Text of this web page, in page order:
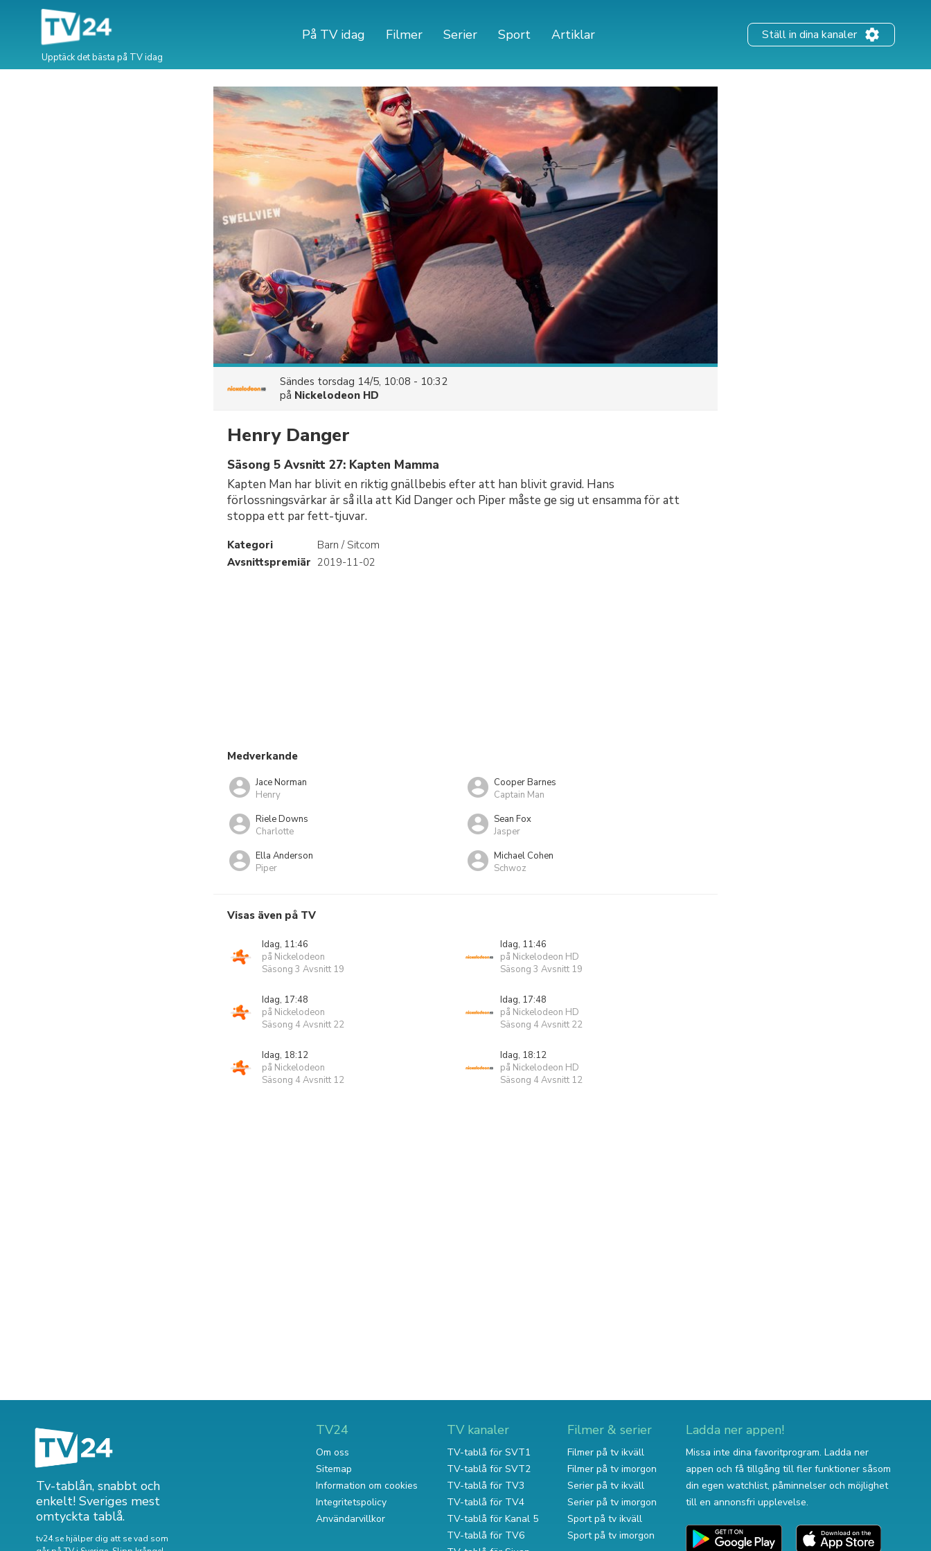
Upptäck det bästa på TV idag
På TV idag Filmer Serier Sport Artiklar Ställ in dina kanaler
Sändes torsdag 14/5, 10:08 - 10:32
på Nickelodeon HD
Henry Danger
Säsong 5 Avsnitt 27: Kapten Mamma
Kapten Man har blivit en riktig gnällbebis efter att han blivit gravid. Hans
förlossningsvärkar är så illa att Kid Danger och Piper måste ge sig ut ensamma för att
stoppa ett par fett-tjuvar.
Kategori
Barn / Sitcom
Avsnittspremiär 2019-11-02
Medverkande
Jace Norman
Henry
Cooper Barnes
Captain Man
Riele Downs
Charlotte
Sean Fox
Jasper
Ella Anderson
Piper
Michael Cohen
Schwoz
Visas även på TV
Idag, 11:46
på Nickelodeon
Säsong 3 Avsnitt 19
Idag, 11:46
på Nickelodeon HD
Säsong 3 Avsnitt 19
Idag, 17:48
på Nickelodeon
Säsong 4 Avsnitt 22
Idag, 17:48
på Nickelodeon HD
Säsong 4 Avsnitt 22
Idag, 18:12
på Nickelodeon
Säsong 4 Avsnitt 12
Idag, 18:12
på Nickelodeon HD
Säsong 4 Avsnitt 12
Tv-tablån, snabbt och
enkelt! Sveriges mest
omtyckta tablå.
tv24.se hjälper dig att se vad som
TV24
Om oss
Sitemap
Information om cookies
Integritetspolicy
Användarvillkor
TV kanaler
TV-tablå för SVT1
TV-tablå för SVT2
TV-tablå för TV3
TV-tablå för TV4
TV-tablå för Kanal 5
TV-tablå för TV6
Filmer & serier
Filmer på tv ikväll
Filmer på tv imorgon
Serier på tv ikväll
Serier på tv imorgon
Sport på tv ikväll
Sport på tv imorgon
Ladda ner appen!
Missa inte dina favoritprogram. Ladda ner
appen och få tillgång till fler funktioner såsom
din egen watchlist, påminnelser och möjlighet
till en annonsfri upplevelse.